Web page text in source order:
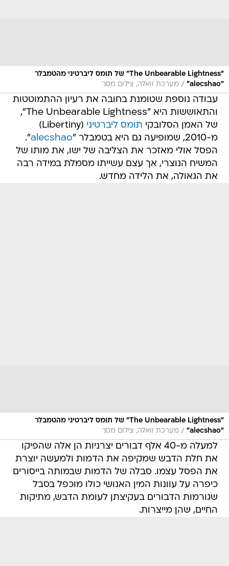
"The Unbearable Lightness" של תומס ליברטיני מהטמבלר
"alecshao"
/ מערכת וואלה, צילום מסך
עבודה נוספת שטומנת בחובה את רעיון ההתמוטטות
והתאוששות היא "The Unbearable Lightness",
של האמן הסלובקי תומס ליברטיני
(Libertiny)
מ-2010, שמופיעה גם היא בטמבלר "
alecshao
".
הפסל אולי מאזכר את הצליבה של ישו, את מותו של
המשיח הנוצרי, אך עצם עשייתו מסמלת במידה רבה
את הגאולה, את הלידה מחדש.
"The Unbearable Lightness" של תומס ליברטיני מהטמבלר
"alecshao"
/ מערכת וואלה, צילום מסך
למעלה מ-40 אלף דבורים יצרניות הן אלה שהפיקו
את חלת הדבש שמקיפה את הדמות ולמעשה יוצרת
את הפסל עצמו. סבלה של הדמות שבמותה בייסורים
כיפרה על עוונות המין האנושי כולו מוכפל בסבל
שגורמות הדבורים בעקיצתן לעומת הדבש, מתיקות
החיים, שהן מייצרות.